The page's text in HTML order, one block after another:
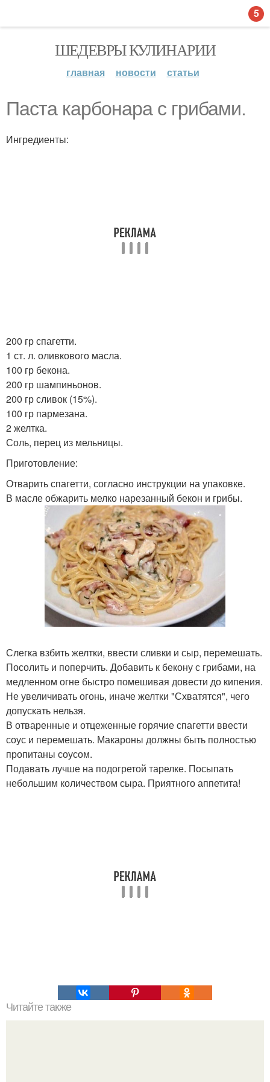
ШЕДЕВРЫ КУЛИНАРИИ
главная новости статьи
Паста карбонара с грибами.
Ингредиенты:
200 гр спагетти.
1 ст. л. оливкового масла.
100 гр бекона.
200 гр шампиньонов.
200 гр сливок (15%).
100 гр пармезана.
2 желтка.
Соль, перец из мельницы.
Приготовление:
Отварить спагетти, согласно инструкции на упаковке.
В масле обжарить мелко нарезанный бекон и грибы.
Слегка взбить желтки, ввести сливки и сыр, перемешать.
Посолить и поперчить. Добавить к бекону с грибами, на
медленном огне быстро помешивая довести до кипения.
Не увеличивать огонь, иначе желтки "Схватятся", чего
допускать нельзя.
В отваренные и отцеженные горячие спагетти ввести
соус и перемешать. Макароны должны быть полностью
пропитаны соусом.
Подавать лучше на подогретой тарелке. Посыпать
небольшим количеством сыра. Приятного аппетита!
Читайте также
5